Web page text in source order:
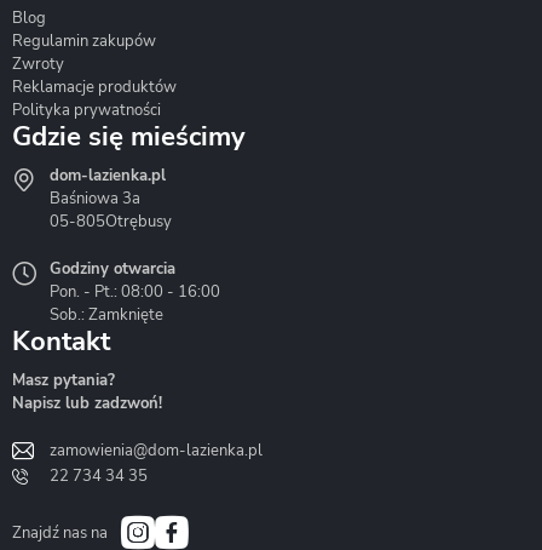
Hydrostop
Liveno
Bath&Spa
Blog
Regulamin zakupów
Zwroty
Reklamacje produktów
Polityka prywatności
Gdzie się mieścimy
dom-lazienka.pl
Baśniowa 3a
05-805Otrębusy
Godziny otwarcia
Pon. - Pt.: 08:00 - 16:00
Sob.: Zamknięte
Kontakt
Masz pytania?
Napisz lub zadzwoń!
zamowienia@dom-lazienka.pl
22 734 34 35
Znajdź nas na